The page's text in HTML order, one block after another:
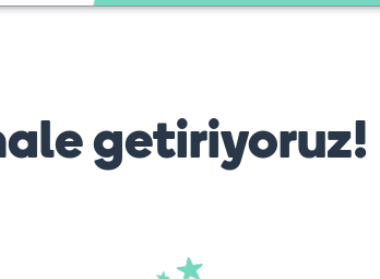
getiriyoruz!